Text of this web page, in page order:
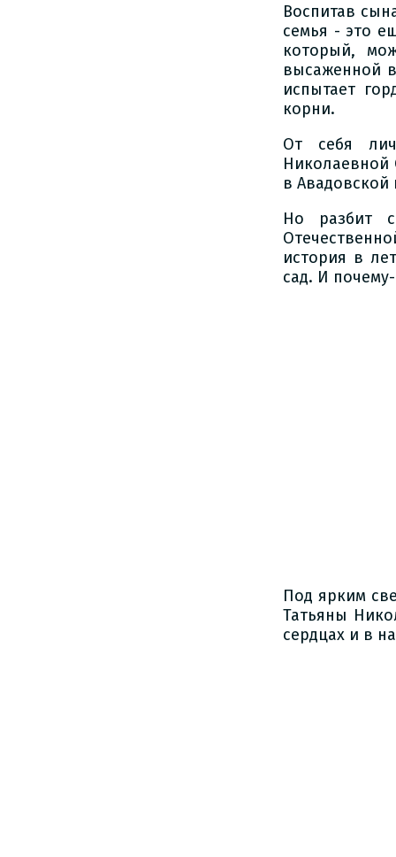
Воспитав
семья - это
который,
высаженной
испытает
корни.
От себя
Николаевной
в Авадовской
Но разбит
история в
сад. И
Под ярким
Татьяны
сердцах и в